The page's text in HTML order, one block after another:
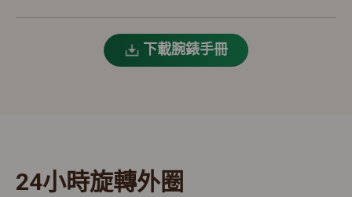
下載腕錶手冊
24小時旋轉外圈